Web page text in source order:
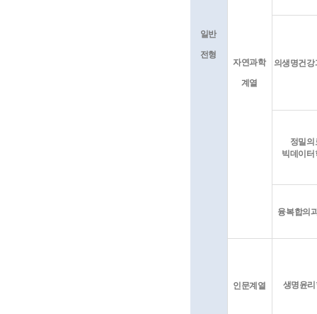
일반
전형
자연과학
계열
의생명건강
정밀의
빅데이터
융복합의
인문계열 생명윤